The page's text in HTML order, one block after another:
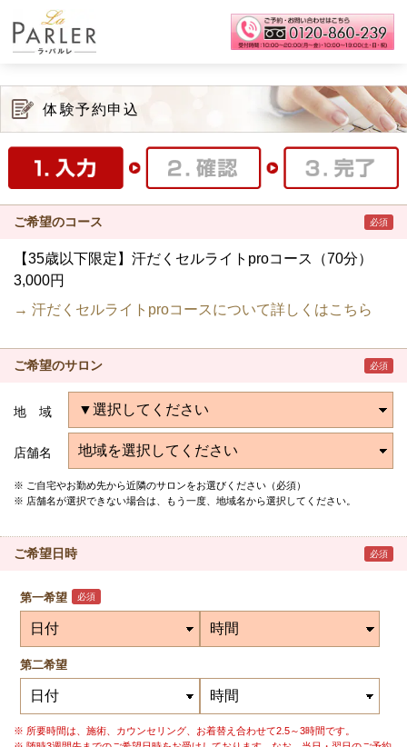
体験予約申込
ご希望のコース 必須
【35歳以下限定】汗だくセルライトproコース（70分）
3,000円
→ 汗だくセルライトproコースについて詳しくはこちら
ご希望のサロン 必須
地 域
店舗名
ご自宅やお勤め先から近隣のサロンをお選びください（必須）
店舗名が選択できない場合は、もう一度、地域名から選択してください。
ご希望日時 必須
第一希望 必須
第二希望
所要時間は、施術、カウンセリング、お着替え合わせて2.5～3時間です。